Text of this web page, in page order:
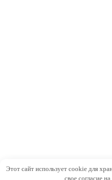
Этот сайт использует cookie для
свое согласие